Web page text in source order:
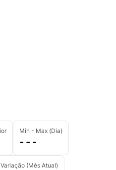
Min - Max (Dia)
- - -
Variação (Mês Atual)